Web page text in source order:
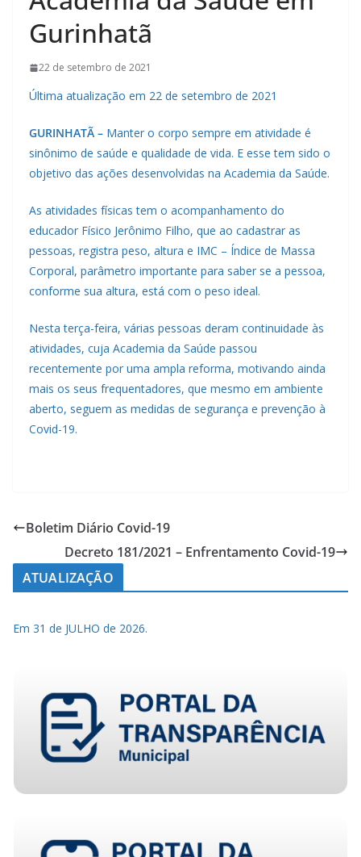
Gurinhatã
22 de setembro de 2021
Última atualização em 22 de setembro de 2021
GURINHATÃ – Manter o corpo sempre em atividade é
sinônimo de saúde e qualidade de vida. E esse tem sido o
objetivo das ações desenvolvidas na Academia da Saúde.
As atividades físicas tem o acompanhamento do
educador Físico Jerônimo Filho, que ao cadastrar as
pessoas, registra peso, altura e IMC – Índice de Massa
Corporal, parâmetro importante para saber se a pessoa,
conforme sua altura, está com o peso ideal.
Nesta terça-feira, várias pessoas deram continuidade às
atividades, cuja Academia da Saúde passou
recentemente por uma ampla reforma, motivando ainda
mais os seus frequentadores, que mesmo em ambiente
aberto, seguem as medidas de segurança e prevenção à
Covid-19.
Boletim Diário Covid-19
Decreto 181/2021 – Enfrentamento Covid-19
ATUALIZAÇÃO
Em 31 de JULHO de 2026.